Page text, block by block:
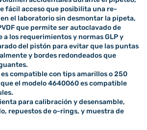
fácil acceso que posibilita una re-
el laboratorio sin desmontar la pipeta,
que permite ser autoclavado de
a los requerimientos y normas GLP y
del pistón para evitar que las puntas
y bordes redondeados que
compatible con tips amarillos o 250
el modelo 4640060 es compatible
para calibración y desensamble,
repuestos de o-rings, y muestra de